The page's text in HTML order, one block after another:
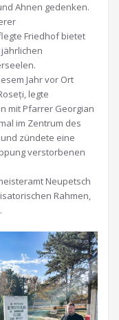
Ahnen gedenken.
Friedhof bietet
Jahr vor Ort
legte
mit Pfarrer Georgian
im Zentrum des
zündete eine
verstorbenen
Neupetsch
Rahmen,